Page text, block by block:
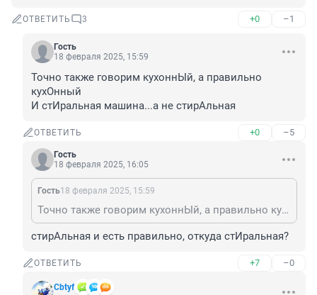
ОТВЕТИТЬ 3 +0 –1
Гость
18 февраля 2025, 15:59
Точно также говорим кухоннЫй, а правильно
кухОнный
И стИральная машина...а не стирАльная
ОТВЕТИТЬ +0 –5
Гость
18 февраля 2025, 16:05
Гость18 февраля 2025, 15:59
Точно также говорим кухоннЫй, а правильно кухОнный И стИральная машина...а не стирАльная
стирАльная и есть правильно, откуда стИральная?
ОТВЕТИТЬ +7 –0
Cbtyf